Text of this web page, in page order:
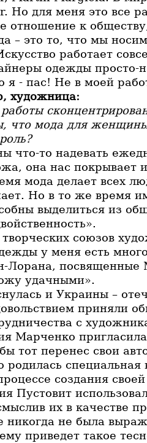
Но для меня это все
отношение к
– это то, что мы
работает
одежды просто-
я - пас! Не в моей
художница:
что мода для
что-то надевать
она нас покрывает
мода делает всех
Но в то же время
выделиться из
союзов
у меня есть
Лорана, посвященные
удачными».
и Украины –
приняли
с
Марченко
тот перенес свои
родилась специальная
создания
Пустовит
их в качестве
не была
приведет такое